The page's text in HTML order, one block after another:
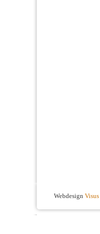
Webdesign Visus